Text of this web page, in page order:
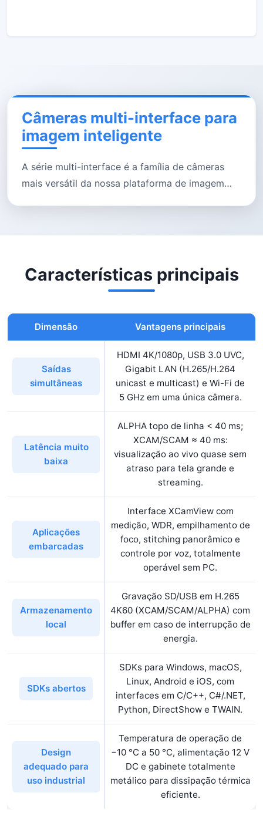
Câmeras multi-interface para
imagem inteligente
A série multi-interface é a família de câmeras
mais versátil da nossa plataforma de imagem
vídeo ao vivo 4K a 60 fps
e fluxos de rede
MJPEG/H.265. O software XCamView
foco e stitching ao vivo, sem depender de PC
para ensino, streaming ao vivo e inspeção
Características principais
Dimensão Vantagens principais
Saídas
simultâneas
HDMI 4K/1080p, USB 3.0 UVC,
Gigabit LAN (H.265/H.264
unicast e multicast) e Wi-Fi de
5 GHz em uma única câmera.
Latência muito
baixa
ALPHA topo de linha < 40 ms;
XCAM/SCAM ≈ 40 ms:
visualização ao vivo quase sem
atraso para tela grande e
streaming.
Aplicações
embarcadas
Interface XCamView com
medição, WDR, empilhamento de
foco, stitching panorâmico e
controle por voz, totalmente
operável sem PC.
Armazenamento
local
Gravação SD/USB em H.265
4K60 (XCAM/SCAM/ALPHA) com
buffer em caso de interrupção de
energia.
SDKs abertos
SDKs para Windows, macOS,
Linux, Android e iOS, com
interfaces em C/C++, C#/.NET,
Python, DirectShow e TWAIN.
Design
adequado para
uso industrial
Temperatura de operação de
−10 °C a 50 °C, alimentação 12 V
DC e gabinete totalmente
metálico para dissipação térmica
eficiente.